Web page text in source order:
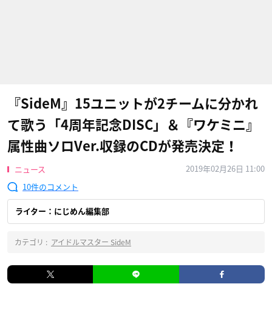
『SideM』15ユニットが2チームに分かれ
て歌う「4周年記念DISC」＆『ワケミニ』
属性曲ソロVer.収録のCDが発売決定！
ニュース
2019年02月26日 11:00
10
ライター：にじめん編集部
カテゴリ : アイドルマスター SideM